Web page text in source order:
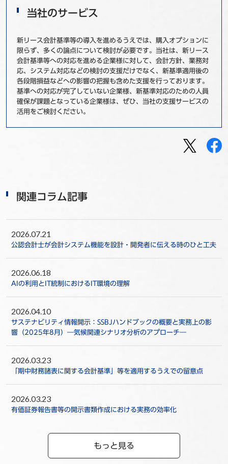
当社のサービス
新リース会計基準等の導入を進めるうえでは、購入オプションに
限らず、多くの論点について検討が必要です。当社は、新リース
会計基準等への対応を進める企業様に対して、会計方針、業務対
応、システム対応などの検討の支援だけでなく、新基準適用後の
各段階損益などへの影響の把握も含めた支援を行っております。
基準への対応が完了していない企業様、新基準対応のための人員
確保が課題となっている企業様は、ぜひ、当社の支援サービスの
活用をご検討ください。
関連コラム記事
2026.07.21
公認会計士が会計システム機能を設計・開発者に伝える時のひと工夫
2026.06.18
AIの利用とIT統制におけるIT環境の理解
2026.04.10
サステナビリティ情報開示：SSBJハンドブックの概要と実務上の影
響（2025年8月）―気候関連シナリオ分析のアプローチ―
2026.03.23
「期中財務諸表に関する会計基準」等を適用するうえでの留意点
2026.03.23
有価証券報告書等の開示書類作成における実務の効率化
もっと見る